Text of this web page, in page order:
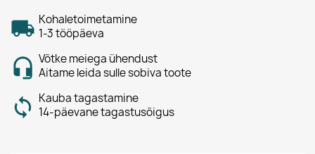
Kohaletoimetamine
1-3 tööpäeva
Võtke meiega ühendust
Aitame leida sulle sobiva toote
Kauba tagastamine
14-päevane tagastusõigus